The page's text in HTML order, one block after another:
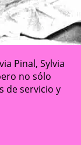
Pinal, Sylvia
no sólo
de servicio y